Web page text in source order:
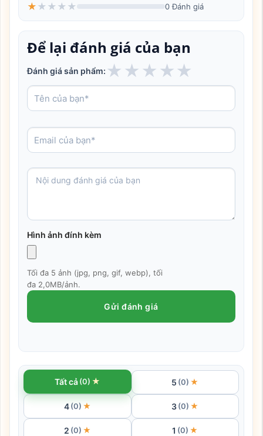
★ ★ ★ ★ ★ 0 Đánh giá
Để lại đánh giá của bạn
Đánh giá sản phẩm: ★ ★ ★ ★★
Hình ảnh đính kèm
Tối đa 5 ảnh (jpg, png, gif, webp), tối
đa 2,0MB/ảnh.
Gửi đánh giá
Tất cả (0) ★ 5 (0) ★
4 (0) ★ 3 (0) ★
2 (0) ★ 1 (0) ★